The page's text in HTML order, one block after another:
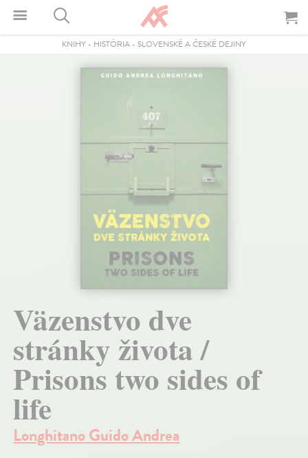
KNIHY - HISTÓRIA - SLOVENSKÉ A ČESKÉ DEJINY
Väzenstvo dve
stránky života /
Prisons two sides of
life
Longhitano Guido Andrea